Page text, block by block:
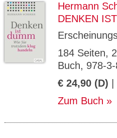
Hermann
DENKEN
184 Seiten,
Buch, 978-
€ 24,90 (D)
Zum Buch